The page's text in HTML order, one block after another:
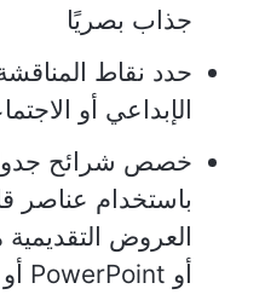
جذاب بصريًا
حدد نقاط
الإبداعي أو
خصص شرائح جدول
باستخدام عناصر
أو PowerPoint أو Canva